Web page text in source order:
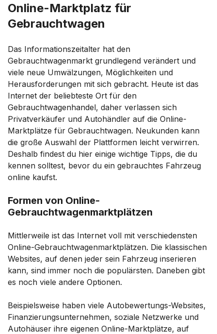
Online-Marktplatz für
Gebrauchtwagen
Das Informationszeitalter hat den
Gebrauchtwagenmarkt grundlegend verändert und
viele neue Umwälzungen, Möglichkeiten und
Herausforderungen mit sich gebracht. Heute ist das
Internet der beliebteste Ort für den
Gebrauchtwagenhandel, daher verlassen sich
Privatverkäufer und Autohändler auf die Online-
Marktplätze für Gebrauchtwagen. Neukunden kann
die große Auswahl der Plattformen leicht verwirren.
Deshalb findest du hier einige wichtige Tipps, die du
kennen solltest, bevor du ein gebrauchtes Fahrzeug
online kaufst.
Formen von Online-
Gebrauchtwagenmarktplätzen
Mittlerweile ist das Internet voll mit verschiedensten
Online-Gebrauchtwagenmarktplätzen. Die klassischen
Websites, auf denen jeder sein Fahrzeug inserieren
kann, sind immer noch die populärsten. Daneben gibt
es noch viele andere Optionen.
Beispielsweise haben viele Autobewertungs-Websites,
Finanzierungsunternehmen, soziale Netzwerke und
Autohäuser ihre eigenen Online-Marktplätze, auf